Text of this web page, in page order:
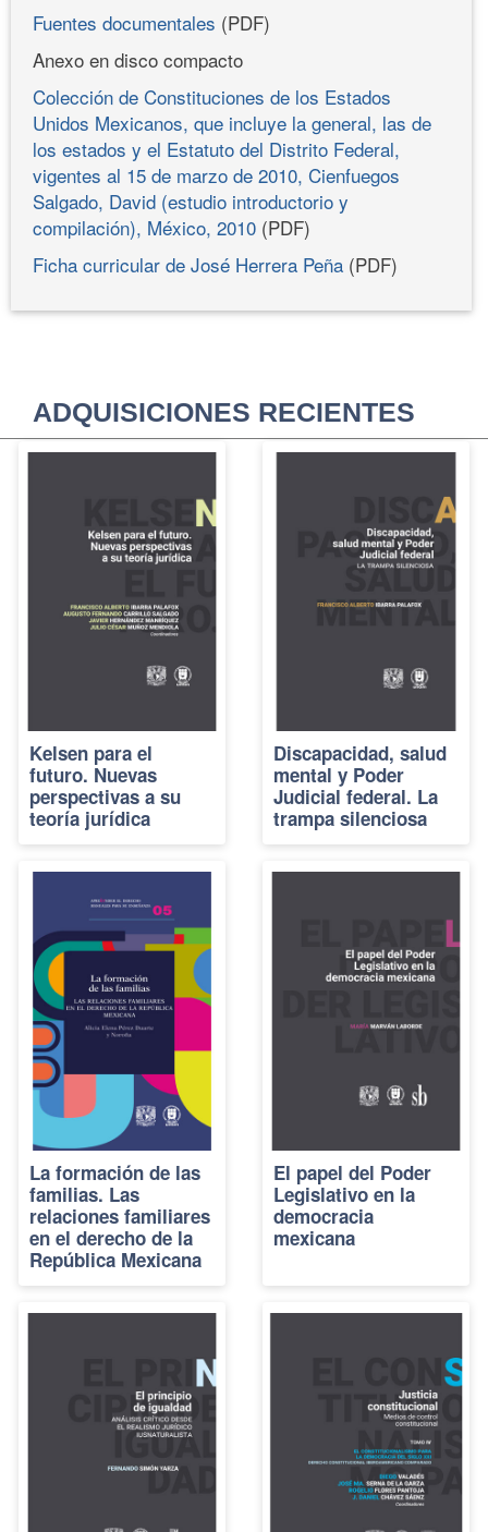
Fuentes documentales (PDF)
Anexo en disco compacto
Colección de Constituciones de los Estados
Unidos Mexicanos, que incluye la general, las de
los estados y el Estatuto del Distrito Federal,
vigentes al 15 de marzo de 2010, Cienfuegos
Salgado, David (estudio introductorio y
compilación), México, 2010 (PDF)
Ficha curricular de José Herrera Peña (PDF)
ADQUISICIONES RECIENTES
Kelsen para el
futuro. Nuevas
perspectivas a su
teoría jurídica
Discapacidad, salud
mental y Poder
Judicial federal. La
trampa silenciosa
La formación de las
familias. Las
relaciones familiares
en el derecho de la
República Mexicana
El papel del Poder
Legislativo en la
democracia
mexicana